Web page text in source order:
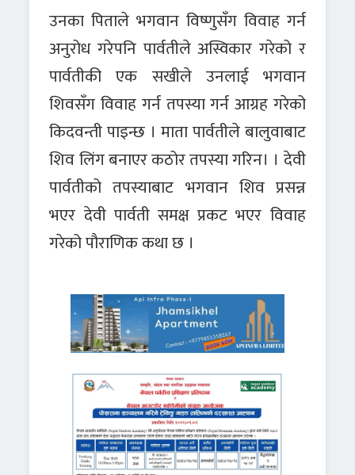
उनका पिताले भगवान विष्णुसँग विवाह गर्न
अनुरोध गरेपनि पार्वतीले अस्विकार गरेको र
पार्वतीकी एक सखीले उनलाई भगवान
शिवसँग विवाह गर्न तपस्या गर्न आग्रह गरेको
किदवन्ती पाइन्छ । माता पार्वतीले बालुवाबाट
शिव लिंग बनाएर कठोर तपस्या गरिन। । देवी
पार्वतीको तपस्याबाट भगवान शिव प्रसन्न
भएर देवी पार्वती समक्ष प्रकट भएर विवाह
गरेको पौराणिक कथा छ ।